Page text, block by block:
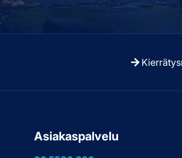
Asiakaspalvelu